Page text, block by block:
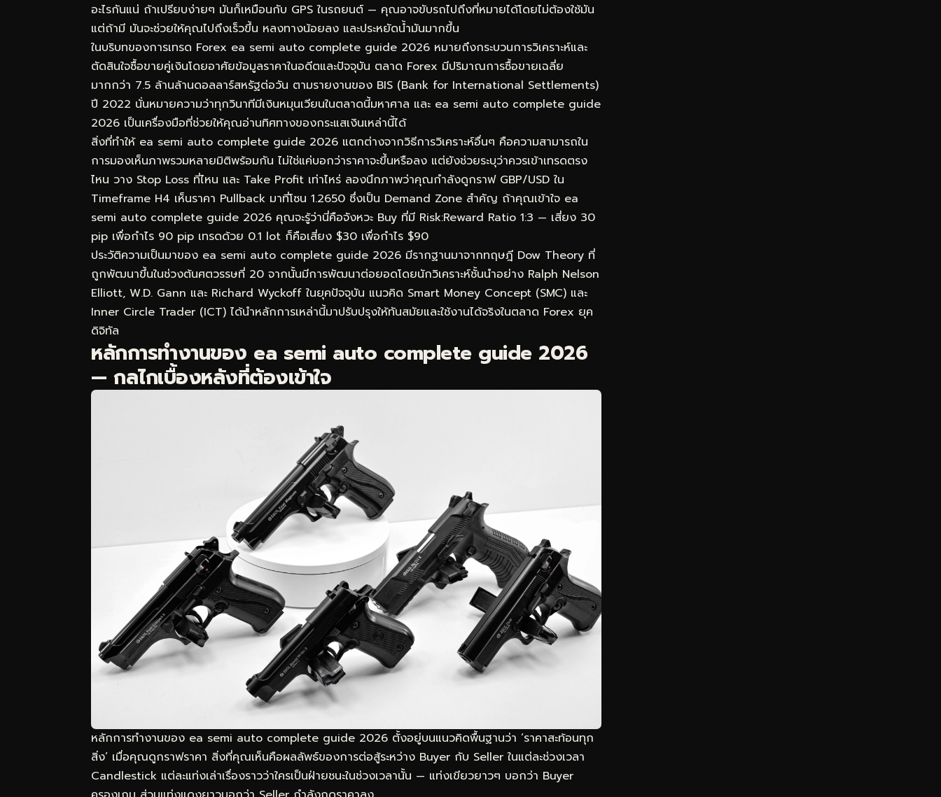
อะไรกันแน่ ถ้าเปรียบง่ายๆ มันก็เหมือนกับ GPS ในรถยนต์ — คุณอาจขับรถไปถึงที่หมายได้โดยไม่ต้องใช้มัน
แต่ถ้ามี มันจะช่วยให้คุณไปถึงเร็วขึ้น หลงทางน้อยลง และประหยัดน้ำมันมากขึ้น
ในบริบทของการเทรด Forex ea semi auto complete guide 2026 หมายถึงกระบวนการวิเคราะห์และ
ตัดสินใจซื้อขายคู่เงินโดยอาศัยข้อมูลราคาในอดีตและปัจจุบัน ตลาด Forex มีปริมาณการซื้อขายเฉลี่ย
มากกว่า 7.5 ล้านล้านดอลลาร์สหรัฐต่อวัน ตามรายงานของ BIS (Bank for International Settlements)
ปี 2022 นั่นหมายความว่าทุกวินาทีมีเงินหมุนเวียนในตลาดนี้มหาศาล และ ea semi auto complete guide
2026 เป็นเครื่องมือที่ช่วยให้คุณอ่านทิศทางของกระแสเงินเหล่านี้ได้
สิ่งที่ทำให้ ea semi auto complete guide 2026 แตกต่างจากวิธีการวิเคราะห์อื่นๆ คือความสามารถใน
การมองเห็นภาพรวมหลายมิติพร้อมกัน ไม่ใช่แค่บอกว่าราคาจะขึ้นหรือลง แต่ยังช่วยระบุว่าควรเข้าเทรดตรง
ไหน วาง Stop Loss ที่ไหน และ Take Profit เท่าไหร่ ลองนึกภาพว่าคุณกำลังดูกราฟ GBP/USD ใน
Timeframe H4 เห็นราคา Pullback มาที่โซน 1.2650 ซึ่งเป็น Demand Zone สำคัญ ถ้าคุณเข้าใจ ea
semi auto complete guide 2026 คุณจะรู้ว่านี่คือจังหวะ Buy ที่มี Risk:Reward Ratio 1:3 — เสี่ยง 30
pip เพื่อกำไร 90 pip เทรดด้วย 0.1 lot ก็คือเสี่ยง $30 เพื่อกำไร $90
ประวัติความเป็นมาของ ea semi auto complete guide 2026 มีรากฐานมาจากทฤษฎี Dow Theory ที่
ถูกพัฒนาขึ้นในช่วงต้นศตวรรษที่ 20 จากนั้นมีการพัฒนาต่อยอดโดยนักวิเคราะห์ชั้นนำอย่าง Ralph Nelson
Elliott, W.D. Gann และ Richard Wyckoff ในยุคปัจจุบัน แนวคิด Smart Money Concept (SMC) และ
Inner Circle Trader (ICT) ได้นำหลักการเหล่านี้มาปรับปรุงให้ทันสมัยและใช้งานได้จริงในตลาด Forex ยุค
ดิจิทัล
หลักการทำงานของ ea semi auto complete guide 2026
— กลไกเบื้องหลังที่ต้องเข้าใจ
หลักการทำงานของ ea semi auto complete guide 2026 ตั้งอยู่บนแนวคิดพื้นฐานว่า ‘ราคาสะท้อนทุก
สิ่ง’ เมื่อคุณดูกราฟราคา สิ่งที่คุณเห็นคือผลลัพธ์ของการต่อสู้ระหว่าง Buyer กับ Seller ในแต่ละช่วงเวลา
Candlestick แต่ละแท่งเล่าเรื่องราวว่าใครเป็นฝ่ายชนะในช่วงเวลานั้น — แท่งเขียวยาวๆ บอกว่า Buyer